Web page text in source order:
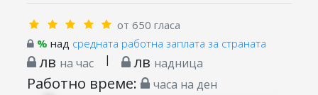
от 650 гласа
% над средната работна заплата за страната
лв на час | лв надница
Работно време: часа на ден